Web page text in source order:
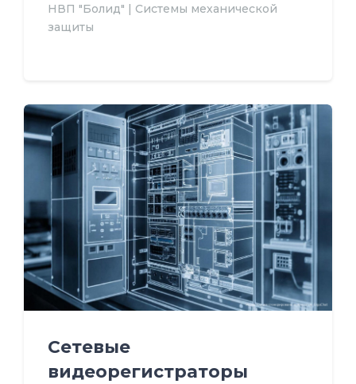
НВП "Болид" | Системы механической
защиты
Сетевые
видеорегистраторы